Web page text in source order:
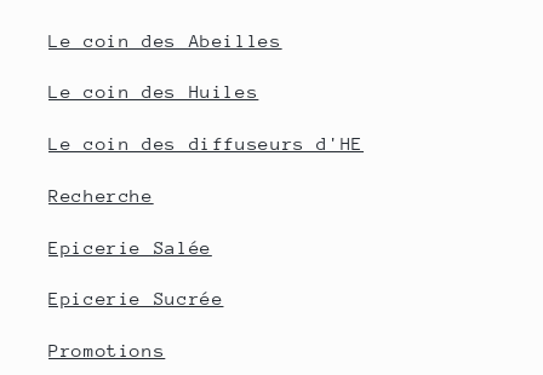
Le coin des Abeilles
Le coin des Huiles
Le coin des diffuseurs d'HE
Recherche
Epicerie Salée
Epicerie Sucrée
Promotions